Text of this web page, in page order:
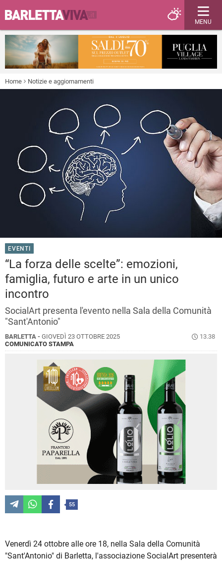
MENU
Home Notizie e aggiornamenti
EVENTI
“La forza delle scelte”: emozioni,
famiglia, futuro e arte in un unico
incontro
SocialArt presenta l'evento nella Sala della Comunità
"Sant'Antonio"
BARLETTA - GIOVEDÌ 23 OTTOBRE 2025
13.38
COMUNICATO STAMPA
55
Venerdì 24 ottobre alle ore 18, nella Sala della Comunità
"Sant'Antonio" di Barletta, l'associazione SocialArt presenterà